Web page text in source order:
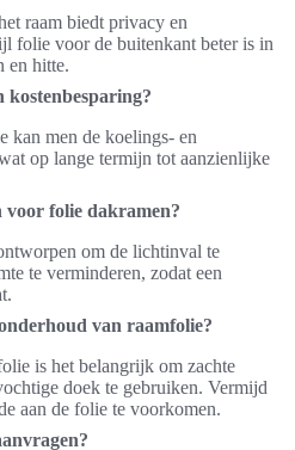
raam biedt privacy en
folie voor de buitenkant beter is in
en hitte.
kan men de koelings- en
op lange termijn tot aanzienlijke
voor folie dakramen?
om de lichtinval te
te verminderen, zodat een
van raamfolie?
is het belangrijk om zachte
doek te gebruiken. Vermijd
aan de folie te voorkomen.